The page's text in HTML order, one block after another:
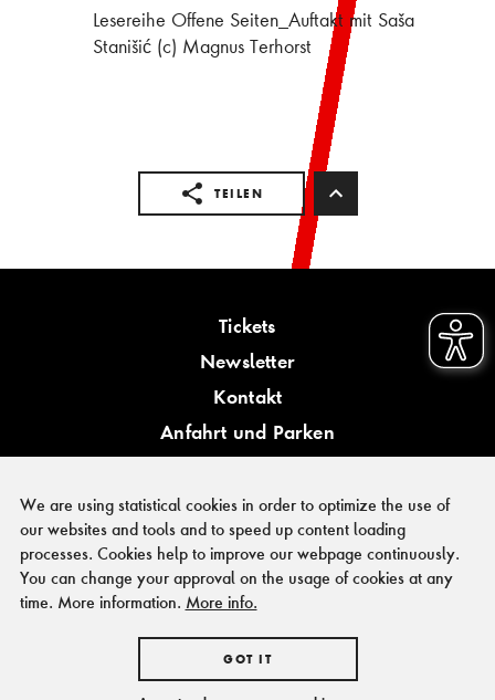
Lesereihe Offene Seiten_Auftakt mit Saša
Stanišić (c) Magnus Terhorst
TEILEN
Tickets
Newsletter
Kontakt
Anfahrt und Parken
PRESSE
FÖRDERER & KOOPERATIONSPARTNER
IMPRESSUM
HAUSORDNUNG
We are using statistical cookies in order to optimize the use of
our websites and tools and to speed up content loading
processes. Cookies help to improve our webpage continuously.
You can change your approval on the usage of cookies at any
time. More information. More info.
GOT IT